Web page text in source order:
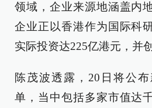
领域，企业来源地涵盖内
企业正以香港作为国际科
实际投资达225亿港元，并
陈茂波透露，20日将公
单，当中包括多家市值达